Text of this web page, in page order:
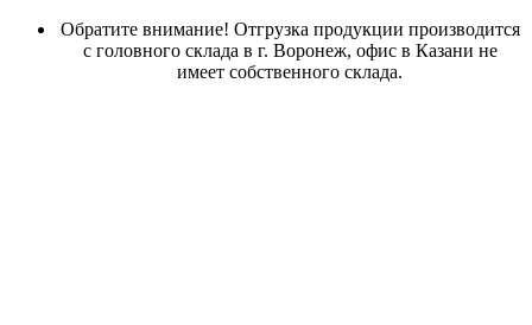
Обратите внимание! Отгрузка продукции производится
с головного склада в г. Воронеж, офис в Казани не
имеет собственного склада.